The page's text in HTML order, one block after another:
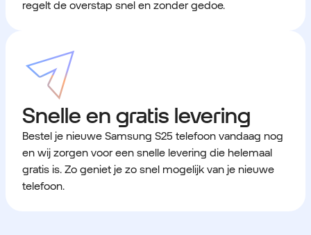
regelt de overstap snel en zonder gedoe.
Snelle en gratis levering
Bestel je nieuwe Samsung S25 telefoon vandaag nog
en wij zorgen voor een snelle levering die helemaal
gratis is. Zo geniet je zo snel mogelijk van je nieuwe
telefoon.